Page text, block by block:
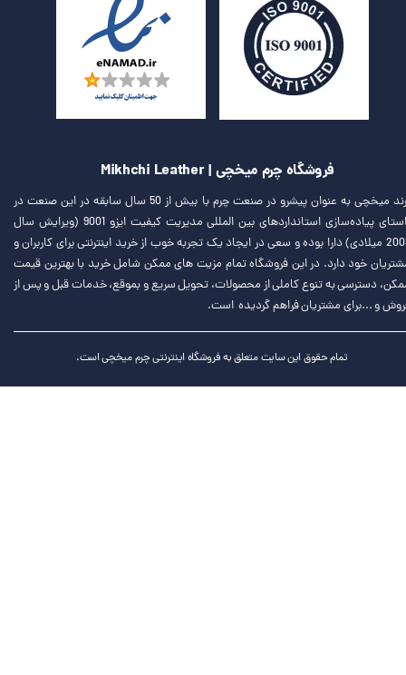
فروشگاه چرم میخچی | Mikhchi Leather
برند میخچی به عنوان پیشرو در صنعت چرم با بیش از 50 سال سابقه در این صنعت در
راستای پیاده‌سازی استانداردهای بین المللی مدیریت کیفیت ایزو 9001 (ویرایش سال
2008 میلادی) دارا بوده و سعی در ایجاد یک تجربه خوب از خرید اینترنتی برای کاربران و
خود دارد. در این فروشگاه تمام مزیت های ممکن شامل خرید با بهترین قیمت
دسترسی به تنوع کاملی از محصولات، تحویل سریع و بموقع، خدمات قبل و پس از
و ...برای مشتریان فراهم گردیده است.
تمام حقوق این سایت متعلق به فروشگاه اینترنتی چرم میخچی است.